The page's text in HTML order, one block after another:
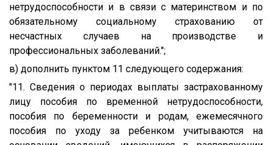
нетрудоспособности и в связи с материнством и по
обязательному социальному страхованию от
несчастных случаев на производстве и
профессиональных заболеваний.";
в) дополнить пунктом 11 следующего содержания:
"11. Сведения о периодах выплаты застрахованному
лицу пособия по временной нетрудоспособности,
пособия по беременности и родам, ежемесячного
пособия по уходу за ребенком учитываются на